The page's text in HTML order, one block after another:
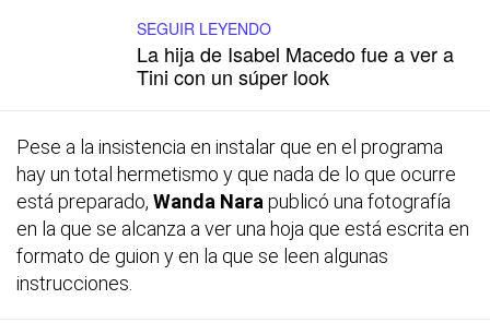
SEGUIR LEYENDO
La hija de Isabel Macedo fue a ver a
Tini con un súper look
Pese a la insistencia en instalar que en el programa
hay un total hermetismo y que nada de lo que ocurre
está preparado, Wanda Nara publicó una fotografía
en la que se alcanza a ver una hoja que está escrita en
formato de guion y en la que se leen algunas
instrucciones.